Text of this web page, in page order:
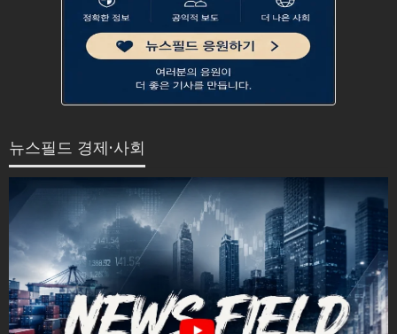
뉴스필드 경제·사회